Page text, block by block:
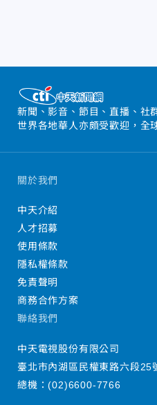
新聞、影音、節目、直播、社
世界各地華人亦頗受歡迎，全
關於我們
中天介紹
人才招募
使用條款
隱私權條款
免責聲明
商務合作方案
聯絡我們
中天電視股份有限公司
臺北市內湖區民權東路六段25
總機：(02)6600-7766